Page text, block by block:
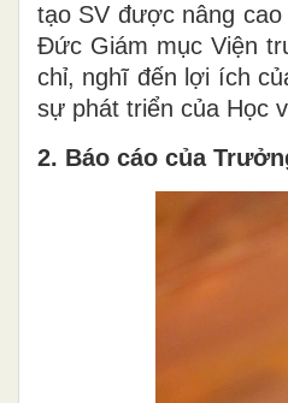
tạo SV được nâng
Đức Giám mục Viện
chỉ, nghĩ đến lợi ích
sự phát triển của Học
2. Báo cáo của